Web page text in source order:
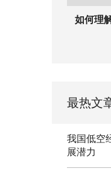
如何理
最热文
我国低空
展潜力